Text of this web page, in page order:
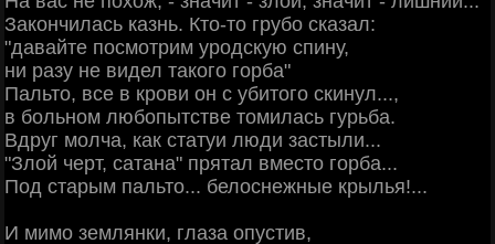
Закончилась казнь. Кто-то грубо сказал:
"давайте посмотрим уродскую спину,
ни разу не видел такого горба"
Пальто, все в крови он с убитого скинул...,
в больном любопытстве томилась гурьба.
Вдруг молча, как статуи люди застыли...
"Злой черт, сатана" прятал вместо горба...
Под старым пальто... белоснежные крылья!...
И мимо землянки, глаза опустив,